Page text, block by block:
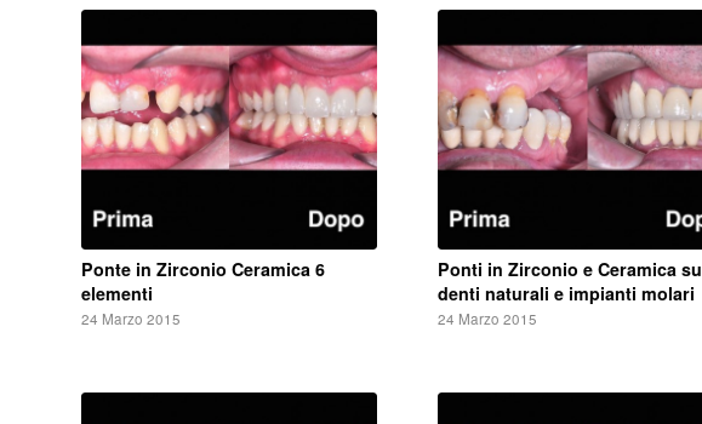
Ponte in Zirconio Ceramica 6
elementi
24 Marzo 2015
Ponti in Zirconio e Ceramica su
denti naturali e impianti molari
24 Marzo 2015